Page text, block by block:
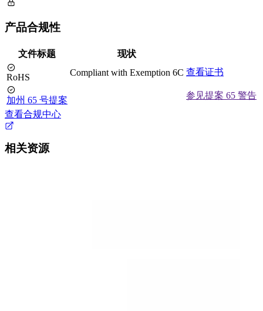
产品合规性
文件标题 现状
RoHS Compliant with Exemption 6C 查看证书
加州 65 号提案
参见提案 65 警告
查看合规中心
相关资源